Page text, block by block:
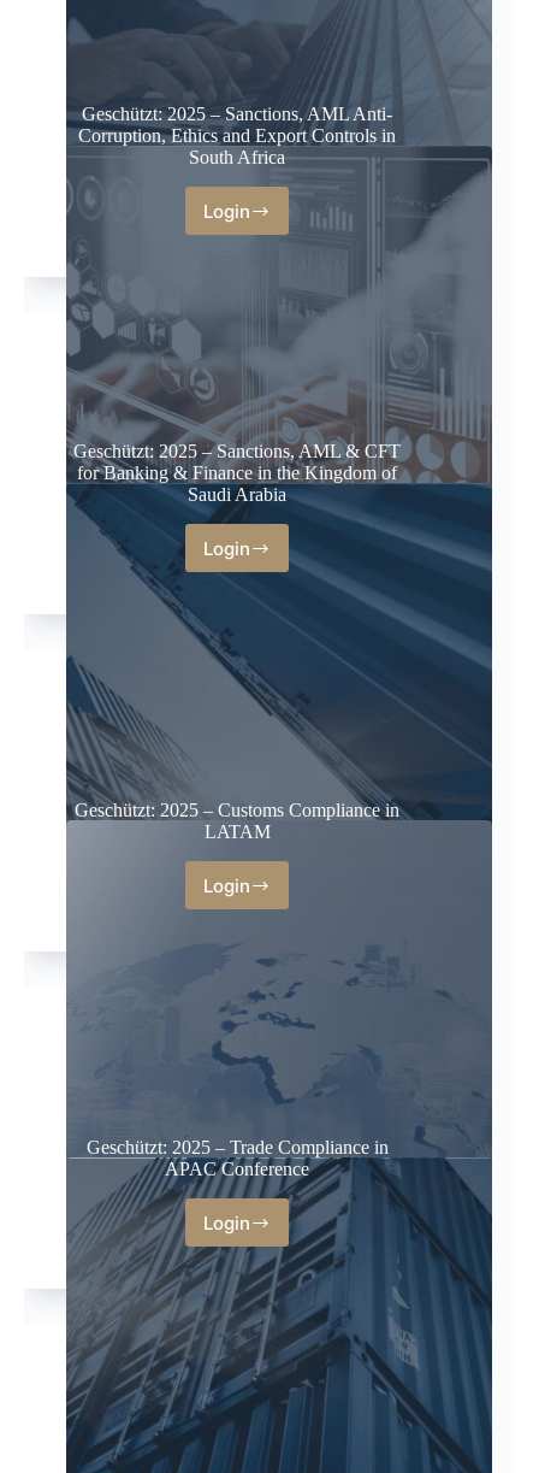
Geschützt: 2025 – Sanctions, AML Anti-
Corruption, Ethics and Export Controls in
South Africa
Login
Geschützt: 2025 – Sanctions, AML & CFT
for Banking & Finance in the Kingdom of
Saudi Arabia
Login
Geschützt: 2025 – Customs Compliance in
LATAM
Login
Geschützt: 2025 – Trade Compliance in
APAC Conference
Login